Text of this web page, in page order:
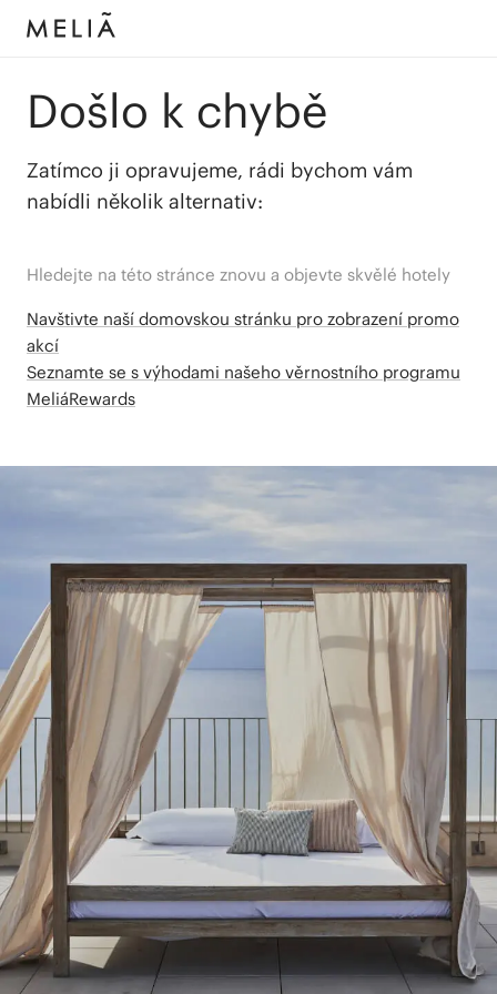
Došlo k chybě
Zatímco ji opravujeme, rádi bychom vám
nabídli několik alternativ:
Hledejte na této stránce znovu a objevte skvělé hotely
Navštivte naší domovskou stránku pro zobrazení promo
akcí
Seznamte se s výhodami našeho věrnostního programu
MeliáRewards